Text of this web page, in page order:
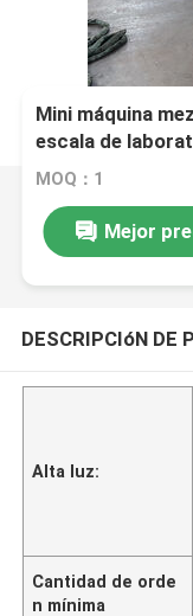
Mini máquina
escala de
polvo de la serie
MOQ：1
Mejor
DESCRIPCIóN DE
Alta luz:
Cantidad de orde
n mínima